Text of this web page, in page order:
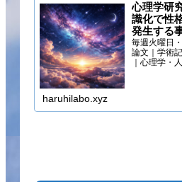
心理学研
識化で性
発生する
毎週火曜日
論文｜学術
｜心理学・
haruhilabo.xyz